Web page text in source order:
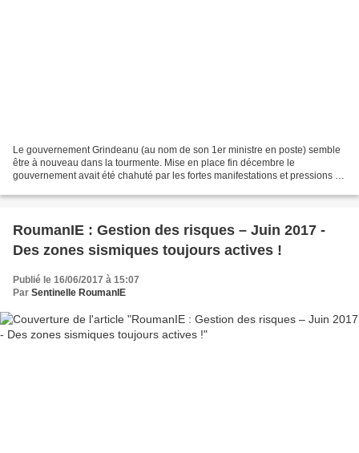
Le gouvernement Grindeanu (au nom de son 1er ministre en poste) semble
être à nouveau dans la tourmente. Mise en place fin décembre le
gouvernement avait été chahuté par les fortes manifestations et pressions de
RoumanIE : Gestion des risques – Juin 2017 -
Des zones sismiques toujours actives !
Publié le 16/06/2017 à 15:07
Par Sentinelle RoumanIE